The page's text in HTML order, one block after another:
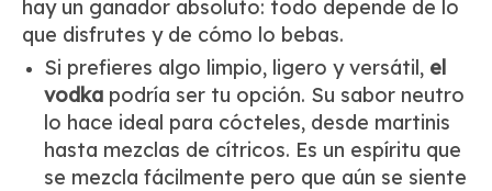
hay un ganador absoluto: todo depende de lo
que disfrutes y de cómo lo bebas.
Si prefieres algo limpio, ligero y versátil, el
vodka podría ser tu opción. Su sabor neutro
lo hace ideal para cócteles, desde martinis
hasta mezclas de cítricos. Es un espíritu que
se mezcla fácilmente pero que aún se siente